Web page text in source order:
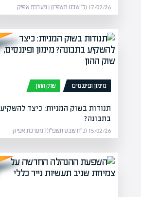
17/02/26 (ל׳ שבט תשפ״ו) | מערכת אפיק
מימון ופיננסים שוק ההון
תנודות בשוק המניות: כיצד להשקיע
בתבונה?
15/02/26 (כ״ח שבט תשפ״ו) | מערכת אפיק